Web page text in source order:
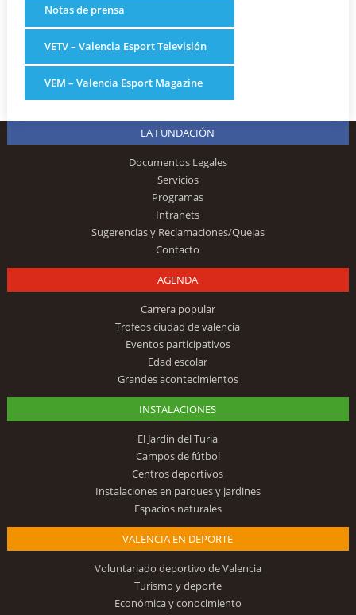
Notas de prensa
VETV – Valencia Esport Televisión
VEM – Valencia Esport Magazine
LA FUNDACIÓN
Documentos Legales
Servicios
Programas
Intranets
Sugerencias y Reclamaciones/Quejas
Contacto
AGENDA
Carrera popular
Trofeos ciudad de valencia
Eventos participativos
Edad escolar
Grandes acontecimientos
INSTALACIONES
El Jardín del Turia
Campos de fútbol
Centros deportivos
Instalaciones en parques y jardines
Espacios naturales
VALENCIA EN DEPORTE
Voluntariado deportivo de Valencia
Turismo y deporte
Económica y conocimiento